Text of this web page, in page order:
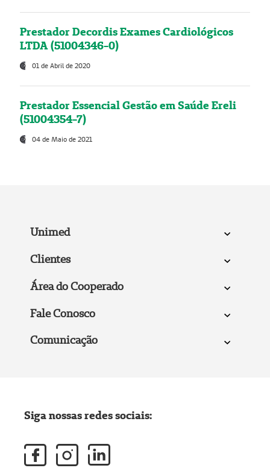
Prestador Decordis Exames Cardiológicos
LTDA (51004346-0)
01 de Abril de 2020
Prestador Essencial Gestão em Saúde Ereli
(51004354-7)
04 de Maio de 2021
Unimed
Clientes
Área do Cooperado
Fale Conosco
Comunicação
Siga nossas redes sociais: